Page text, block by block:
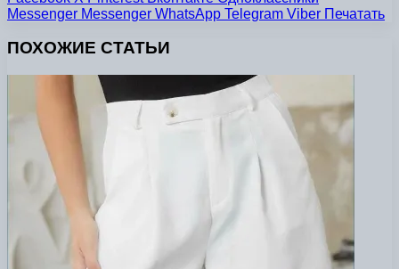
Messenger Messenger WhatsApp Telegram Viber Печатать
ПОХОЖИЕ СТАТЬИ